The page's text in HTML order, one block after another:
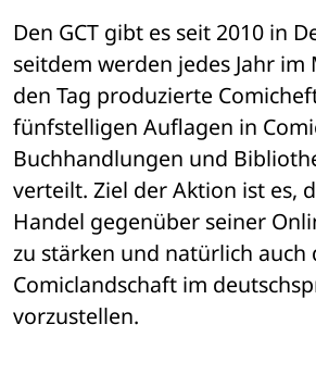
Den GCT gibt es seit 2010 in
seitdem werden jedes Jahr
den Tag produzierte
fünfstelligen Auflagen in
Buchhandlungen und
verteilt. Ziel der Aktion ist es,
Handel gegenüber seiner
zu stärken und natürlich auch
Comiclandschaft im
vorzustellen.